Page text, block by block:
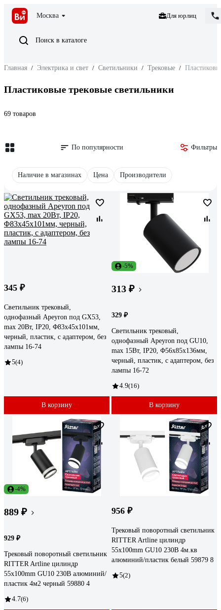
Москва Для юрлиц
Поиск в каталоге
Главная / Электрика и свет / Светильники / Трековые /
Пластиковые трековые светильники
69 товаров
По популярности Фильтры
Наличие в магазинах Цена Производители
345 ₽
Светильник трековый,
однофазный Apeyron под GX53,
max 20Вт, IP20, Φ83x45x101мм,
черный, пластик, с адаптером, без
лампы 16-74
5(4)
В корзину
-5%
313 ₽
329 ₽
Светильник трековый,
однофазный Apeyron под GU10,
max 15Вт, IP20, Φ56x85x136мм,
черный, пластик, с адаптером, без
лампы 16-72
4.9(16)
В корзину
-4%
889 ₽
929 ₽
Трековый поворотный светильник
RITTER Artline цилиндр
55x100mm GU10 230В алюминий/
пластик 4м2 черный 59880 4
4.7(6)
956 ₽
Трековый поворотный светильник
RITTER Artline цилиндр
55x100mm GU10 230В 4м.кв
алюминий/пластик белый 59879 8
5(2)